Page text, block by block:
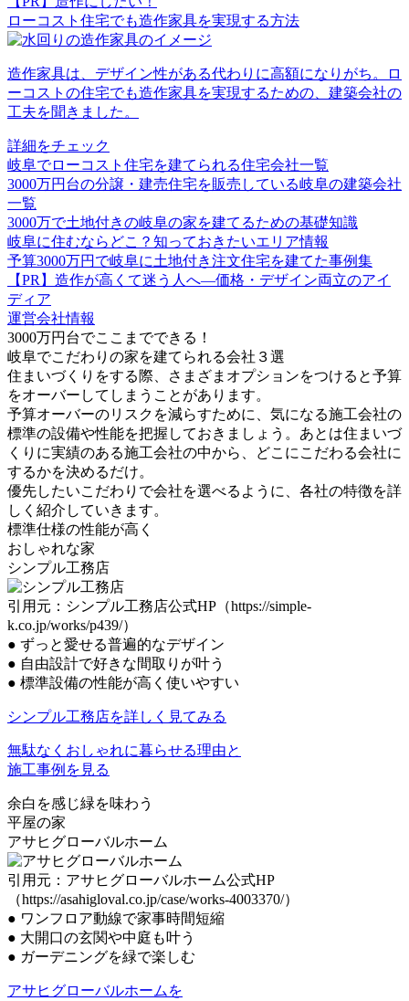
ローコスト住宅でも造作家具を実現する方法
造作家具は、デザイン性がある代わりに高額になりがち。ロ
ーコストの住宅でも造作家具を実現するための、建築会社の
工夫を聞きました。
詳細をチェック
岐阜でローコスト住宅を建てられる住宅会社一覧
3000万円台の分譲・建売住宅を販売している岐阜の建築会社
一覧
3000万で土地付きの岐阜の家を建てるための基礎知識
岐阜に住むならどこ？知っておきたいエリア情報
予算3000万円で岐阜に土地付き注文住宅を建てた事例集
【PR】造作が高くて迷う人へ―価格・デザイン両立のアイ
ディア
運営会社情報
3000万円台でここまでできる！
岐阜でこだわりの家を建てられる会社３選
住まいづくりをする際、さまざまオプションをつけると予算
をオーバーしてしまうことがあります。
予算オーバーのリスクを減らすために、 気になる施工会社の
標準の設備や性能を把握 しておきましょう。あとは住まいづ
くりに実績のある施工会社の中から、どこにこだわる会社に
するかを決めるだけ。
優先したいこだわりで会社を選べる ように、各社の特徴を詳
しく紹介していきます。
標準仕様の性能が高く
おしゃれな家
シンプル工務店
引用元：シンプル工務店公式HP（https://simple-
k.co.jp/works/p439/）
● ずっと愛せる普遍的なデザイン
● 自由設計で好きな間取りが叶う
● 標準設備の性能が高く使いやすい
シンプル工務店を詳しく見てみる
無駄なくおしゃれに暮らせる理由と
施工事例を見る
余白を感じ緑を味わう
平屋の家
アサヒグローバルホーム
引用元：アサヒグローバルホーム公式HP
（https://asahigloval.co.jp/case/works-4003370/）
● ワンフロア動線で家事時間短縮
● 大開口の玄関や中庭も叶う
● ガーデニングを緑で楽しむ
アサヒグローバルホームを